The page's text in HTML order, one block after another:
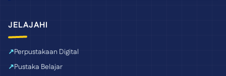
JELAJAHI
Perpustakaan Digital
Pustaka Belajar